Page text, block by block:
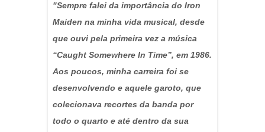
"Sempre falei da importância do Iron
Maiden na minha vida musical, desde
que ouvi pela primeira vez a música
“Caught Somewhere In Time”, em 1986.
Aos poucos, minha carreira foi se
desenvolvendo e aquele garoto, que
colecionava recortes da banda por
todo o quarto e até dentro da sua